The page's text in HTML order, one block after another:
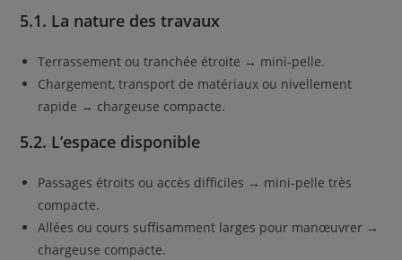
5.1. La nature des travaux
Terrassement ou tranchée étroite → mini-pelle.
Chargement, transport de matériaux ou nivellement
rapide → chargeuse compacte.
5.2. L’espace disponible
Passages étroits ou accès difficiles → mini-pelle très
compacte.
Allées ou cours suffisamment larges pour manœuvrer →
chargeuse compacte.